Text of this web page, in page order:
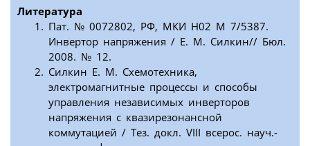
Литература
Пат. № 0072802, РФ, МКИ Н02 М 7/5387.
Инвертор напряжения / Е. М. Силкин// Бюл.
2008. № 12.
Силкин Е. М. Схемотехника,
электромагнитные процессы и способы
управления независимых инверторов
напряжения с квазирезонансной
коммутацией / Тез. докл. VIII всерос. науч.-